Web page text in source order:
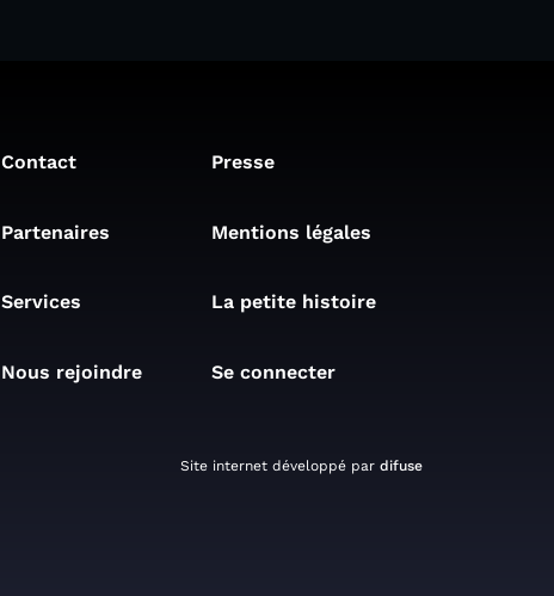
Contact Presse
Partenaires Mentions légales
Services La petite histoire
Nous rejoindre Se connecter
Site internet développé par difuse